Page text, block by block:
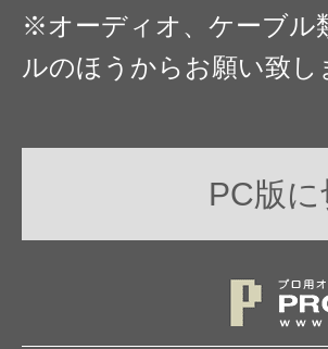
※オーディオ、ケーブル
ルのほうからお願い致し
PC版